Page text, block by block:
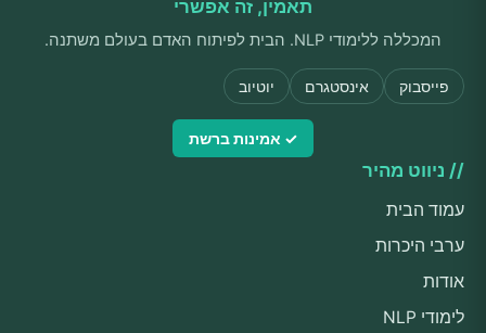
תאמין, זה אפשרי
המכללה ללימודי NLP. הבית לפיתוח האדם בעולם משתנה.
פייסבוק אינסטגרם יוטיוב
✓ אמינות ברשת
// ניווט מהיר
עמוד הבית
ערבי היכרות
אודות
לימודי NLP